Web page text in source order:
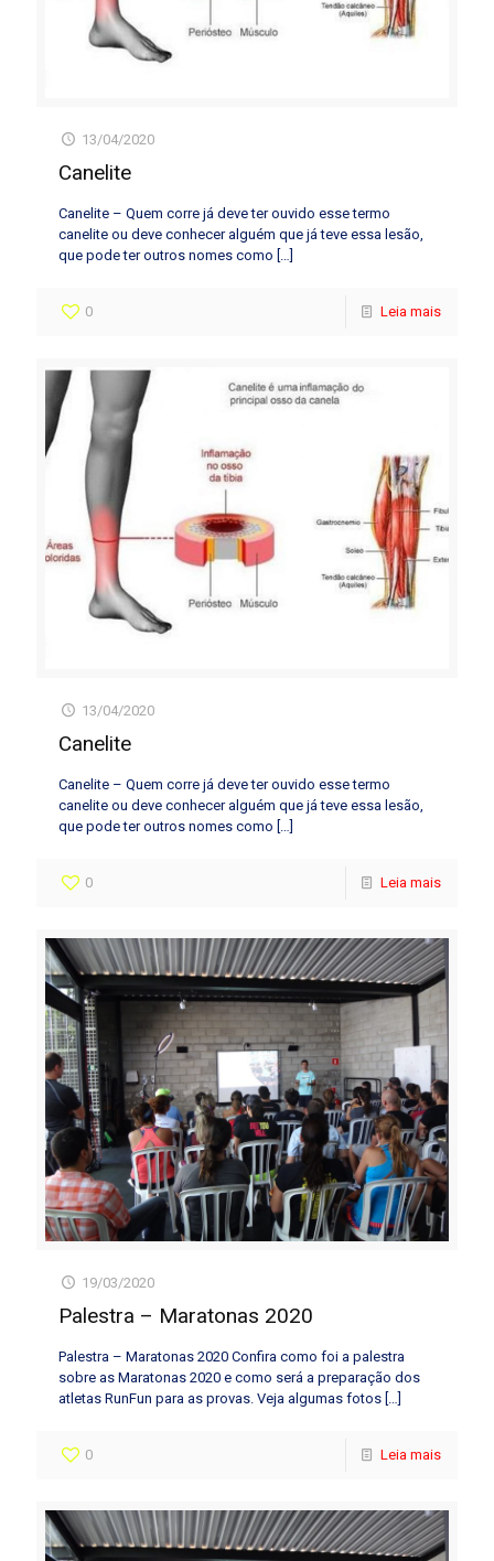
13/04/2020
Canelite
Canelite – Quem corre já deve ter ouvido esse termo
canelite ou deve conhecer alguém que já teve essa lesão,
que pode ter outros nomes como […]
0 Leia mais
13/04/2020
Canelite
Canelite – Quem corre já deve ter ouvido esse termo
canelite ou deve conhecer alguém que já teve essa lesão,
que pode ter outros nomes como […]
0 Leia mais
19/03/2020
Palestra – Maratonas 2020
Palestra – Maratonas 2020 Confira como foi a palestra
sobre as Maratonas 2020 e como será a preparação dos
atletas RunFun para as provas. Veja algumas fotos […]
0 Leia mais